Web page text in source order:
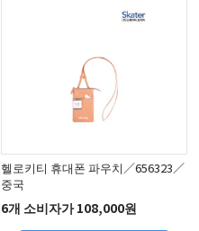
헬로키티 휴대폰 파우치／656323／
중국
6개 소비자가 108,000원